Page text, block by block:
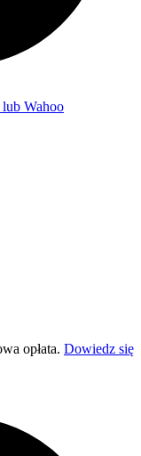
Wahoo
opłata. Dowiedz się